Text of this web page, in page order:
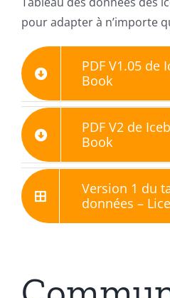
pour adapter à n’importe
PDF V1.05 de
Book
PDF V2 de
Book
Version 1 du
données –